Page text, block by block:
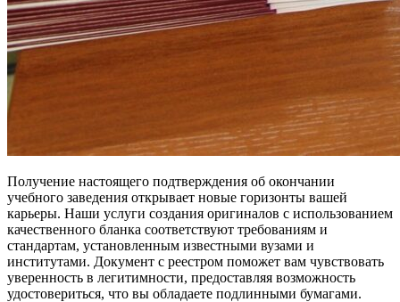
Получение настоящего подтверждения об окончании
учебного заведения открывает новые горизонты вашей
карьеры. Наши услуги создания оригиналов с использованием
качественного бланка соответствуют требованиям и
стандартам, установленным известными вузами и
институтами. Документ с реестром поможет вам чувствовать
уверенность в легитимности, предоставляя возможность
удостовериться, что вы обладаете подлинными бумагами.